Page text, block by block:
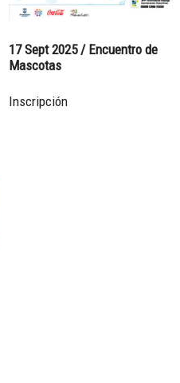
17 Sept 2025 / Encuentro de
Mascotas
Inscripción